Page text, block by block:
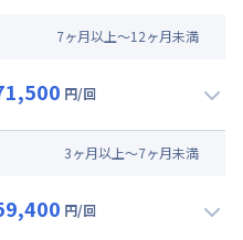
7ヶ月以上～12ヶ月未満
円/回
) (税抜)
3ヶ月以上～7ヶ月未満
円/回